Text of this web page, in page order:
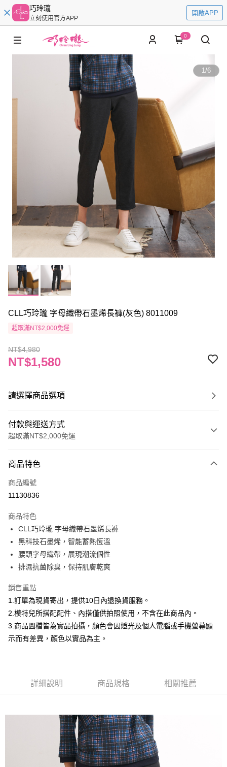
巧玲瓏
立刻使用官方APP
開啟APP
0
1/6
CLL巧玲瓏 字母織帶石墨烯長褲(灰色) 8011009
超取滿NT$2,000免運
NT$4,980
NT$1,580
請選擇商品選項
付款與運送方式
超取滿NT$2,000免運
信用卡一次付款
信用卡分期付款
合作金庫商業銀行
華南商業銀行
上海商業儲蓄銀行
國泰世華商業銀行
臺灣中小企業銀行
聯邦商業銀行
元大商業銀行
永豐商業銀行
台新國際商業銀行
中國信託商業銀行
台灣樂天信用卡公司
超商取貨付款
LINE Pay
Apple Pay
悠遊付
Google Pay
全盈+PAY
【大哥付你分期使用說明】
1.本服務由台灣大哥大提供，台灣大哥大用戶可立即使用無須另外申請。
成交易。
3.實際核准額度、可分期數及費用金額請依後續交易確認頁面所載為準。
4.訂單成立30分鐘內，如未前往確認交易或遇審核未通過，訂單將自動取
消。如遇「轉專審核」未通過狀況，表示未達大哥付你分期系統評分，恕無
法說明評估內容。
【繳款方式說明】
AFTEE先享後付
AFTEE先享後付是「在收到商品之後才付款」的支付方式。 讓您購物簡單
１．簡單：不需註冊會員、不需綁卡、不需儲值。
２．便利：只要手機號碼，簡訊認證，即可結帳。
３．安心：先確認商品／服務後，再付款。
商品特色
商品編號
11130836
商品特色
CLL巧玲瓏 字母織帶石墨烯長褲
黑科技石墨烯，智能蓄熱恆溫
腰頭字母織帶，展現潮流個性
排濕抗菌除臭，保持肌膚乾爽
銷售重點
1.訂單為現貨寄出，提供10日內退換貨服務。
2.模特兒所搭配配件、內搭僅供拍照使用，不含在此商品內。
3.商品圖檔皆為實品拍攝，顏色會因燈光及個人電腦或手機螢幕顯
示而有差異，顏色以實品為主。
詳細說明 商品規格 相關推薦